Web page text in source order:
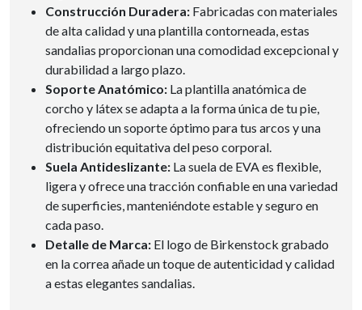
Construcción Duradera: Fabricadas con materiales
de alta calidad y una plantilla contorneada, estas
sandalias proporcionan una comodidad excepcional y
durabilidad a largo plazo.
Soporte Anatómico: La plantilla anatómica de
corcho y látex se adapta a la forma única de tu pie,
ofreciendo un soporte óptimo para tus arcos y una
distribución equitativa del peso corporal.
Suela Antideslizante: La suela de EVA es flexible,
ligera y ofrece una tracción confiable en una variedad
de superficies, manteniéndote estable y seguro en
cada paso.
Detalle de Marca: El logo de Birkenstock grabado
en la correa añade un toque de autenticidad y calidad
a estas elegantes sandalias.